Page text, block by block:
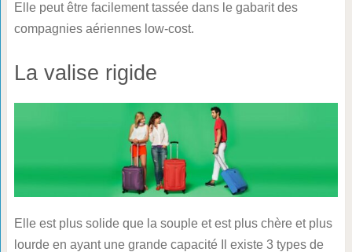
Elle peut être facilement tassée dans le gabarit des
compagnies aériennes low-cost.
La valise rigide
Elle est plus solide que la souple et est plus chère et plus
lourde en ayant une grande capacité Il existe 3 types de